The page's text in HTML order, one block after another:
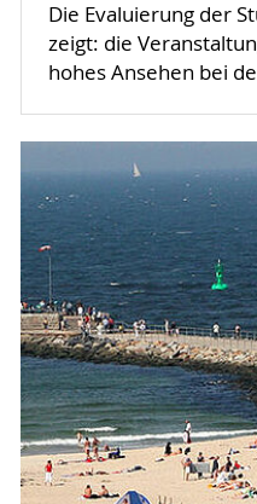
Die Evaluierung der
zeigt: die
hohes Ansehen bei